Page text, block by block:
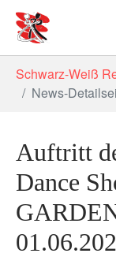
Schwarz-Weiß
News-
Auftritt
Dance